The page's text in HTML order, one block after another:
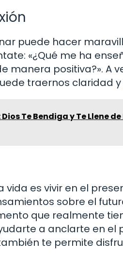
puede hacer
«¿Qué me ha
manera positiva?». A
traernos claridad y
Te Bendiga y Te Llene
es vivir en el
sobre el
que realmente
a anclarte en el
te permite